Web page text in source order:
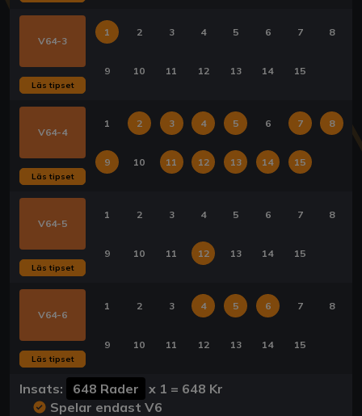
V64-3
Läs tipset
1 2 3 4 5 6 7 8
9 10 11 12 13 14 15
V64-4
Läs tipset
1 2 3 4 5 6 7 8
9 10 11 12 13 14 15
V64-5
Läs tipset
1 2 3 4 5 6 7 8
9 10 11 12 13 14 15
V64-6
Läs tipset
1 2 3 4 5 6 7 8
9 10 11 12 13 14 15
Insats: 648 Rader x 1 = 648 Kr
Spelar endast V6